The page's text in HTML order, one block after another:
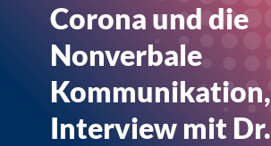
Corona und die
Nonverbale
Kommunikation,
Interview mit Dr.